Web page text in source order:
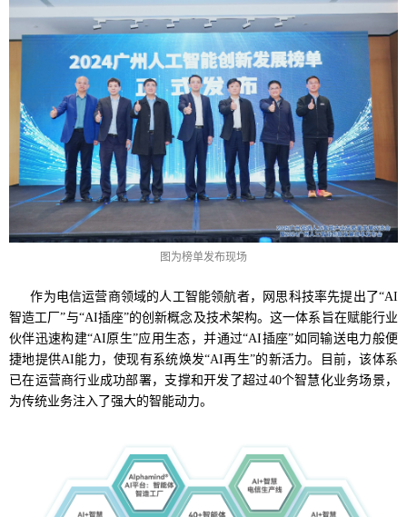
图为榜单发布现场
作为电信运营商领域的人工智能领航者，网思科技率先提出了“AI
智造工厂”与“AI插座”的创新概念及技术架构。这一体系旨在赋能行业
伙伴迅速构建“AI原生”应用生态，并通过“AI插座”如同输送电力般便
捷地提供AI能力，使现有系统焕发“AI再生”的新活力。目前，该体系
已在运营商行业成功部署，支撑和开发了超过40个智慧化业务场景，
为传统业务注入了强大的智能动力。